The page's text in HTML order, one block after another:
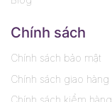
Chính sách
Chính sách bảo mật
Chính sách giao hàng